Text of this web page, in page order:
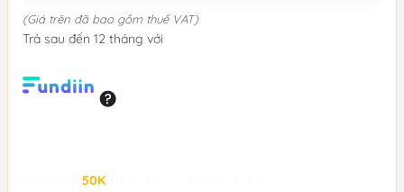
(Giá trên đã bao gồm thuế VAT)
Trả sau đến 12 tháng với
50K